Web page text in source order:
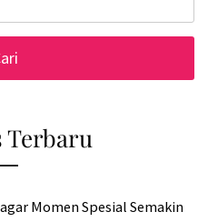
Terbaru
Momen Spesial Semakin